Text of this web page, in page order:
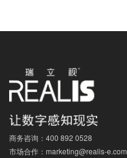
商务咨询： 400 892 0528
市场合作： marketing@realis-e.com